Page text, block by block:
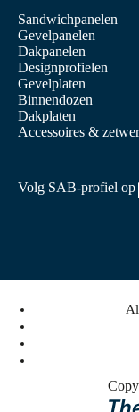
Sandwichpanelen
Gevelpanelen
Dakpanelen
Designprofielen
Gevelplaten
Binnendozen
Dakplaten
Accessoires &
Volg SAB-profiel op